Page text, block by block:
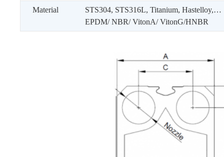
Material
STS304, STS316L, Titanium, Hastelloy,…
EPDM/ NBR/ VitonA/ VitonG/HNBR